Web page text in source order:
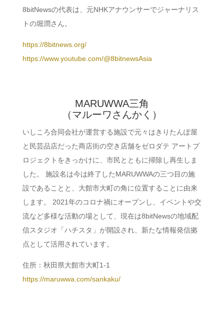
8bitNewsの代表は、元NHKアナウンサーでジャーナリス
トの堀潤さん。
https://8bitnews.org/
https://www.youtube.com/@8bitnewsAsia
MARUWWA三角
（マルーワさんかく）
いしころ合同会社が運営する施設で元々はきりたんぽ屋
と民芸品店だった商店街の空き店舗をゼロダテ アートプ
ロジェクトをきっかけに、市民とともに掃除し再生しま
した。 施設名は今は終了したMARUWWAの三つ目の施
設であることと、大館市大町の角に位置することに由来
します。 2021年のコロナ禍にオープンし、イベントや交
流など多様な活動の場として、現在は8bitNewsの地域配
信スタジオ「ハチスタ」が開設され、新たな情報発信拠
点として活用されています。
住所：秋田県大館市大町1-1
https://maruwwa.com/sankaku/